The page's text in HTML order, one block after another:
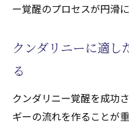
ー覚醒のプロセスが円滑
クンダリニーに適し
る
クンダリニー覚醒を成功
ギーの流れを作ることが